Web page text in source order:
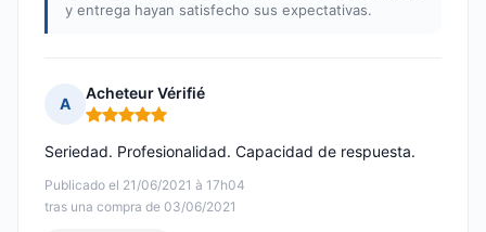
y entrega hayan satisfecho sus expectativas.
A
Acheteur Vérifié
Nota: 5 de 5
Publicado el 21/06/2021 à 17h04
tras una compra de 03/06/2021
Seriedad. Profesionalidad. Capacidad de respuesta.